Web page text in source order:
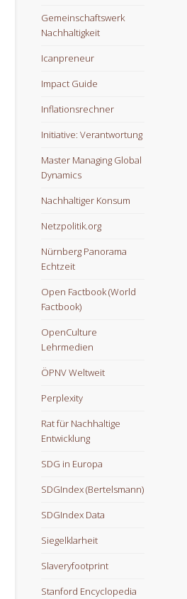
Gemeinschaftswerk
Nachhaltigkeit
Icanpreneur
Impact Guide
Inflationsrechner
Initiative: Verantwortung
Master Managing Global
Dynamics
Nachhaltiger Konsum
Netzpolitik.org
Nürnberg Panorama
Echtzeit
Open Factbook (World
Factbook)
OpenCulture
Lehrmedien
ÖPNV Weltweit
Perplexity
Rat für Nachhaltige
Entwicklung
SDG in Europa
SDGIndex (Bertelsmann)
SDGIndex Data
Siegelklarheit
Slaveryfootprint
Stanford Encyclopedia